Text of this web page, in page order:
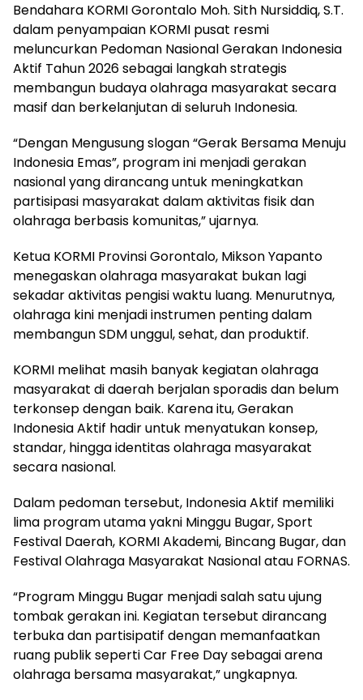
Bendahara KORMI Gorontalo Moh. Sith Nursiddiq, S.T.
dalam penyampaian KORMI pusat resmi
meluncurkan Pedoman Nasional Gerakan Indonesia
Aktif Tahun 2026 sebagai langkah strategis
membangun budaya olahraga masyarakat secara
masif dan berkelanjutan di seluruh Indonesia.
“Dengan Mengusung slogan “Gerak Bersama Menuju
Indonesia Emas”, program ini menjadi gerakan
nasional yang dirancang untuk meningkatkan
partisipasi masyarakat dalam aktivitas fisik dan
olahraga berbasis komunitas,” ujarnya.
Ketua KORMI Provinsi Gorontalo, Mikson Yapanto
menegaskan olahraga masyarakat bukan lagi
sekadar aktivitas pengisi waktu luang. Menurutnya,
olahraga kini menjadi instrumen penting dalam
membangun SDM unggul, sehat, dan produktif.
KORMI melihat masih banyak kegiatan olahraga
masyarakat di daerah berjalan sporadis dan belum
terkonsep dengan baik. Karena itu, Gerakan
Indonesia Aktif hadir untuk menyatukan konsep,
standar, hingga identitas olahraga masyarakat
secara nasional.
Dalam pedoman tersebut, Indonesia Aktif memiliki
lima program utama yakni Minggu Bugar, Sport
Festival Daerah, KORMI Akademi, Bincang Bugar, dan
Festival Olahraga Masyarakat Nasional atau FORNAS.
“Program Minggu Bugar menjadi salah satu ujung
tombak gerakan ini. Kegiatan tersebut dirancang
terbuka dan partisipatif dengan memanfaatkan
ruang publik seperti Car Free Day sebagai arena
olahraga bersama masyarakat,” ungkapnya.